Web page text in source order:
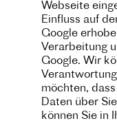
Webseite
Einfluss auf
Google
Verarbeitung
Google. Wir
möchten,
Daten über
können Sie in